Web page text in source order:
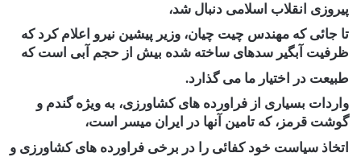
پیروزی انقلاب اسلامی دنبال شد،
تا جائی که مهندس چیت چیان، وزیر پیشین نیرو اعلام کرد که
ظرفیت آبگیر سدهای ساخته شده بیش از حجم آبی است که
طبیعت در اختیار ما می گذارد.
واردات بسیاری از فراورده های کشاورزی، به ویژه گندم و
گوشت قرمز، که تامین آنها در ایران میسر است،
اتخاذ سیاست خود کفائی را در برخی فراورده های کشاورزی و